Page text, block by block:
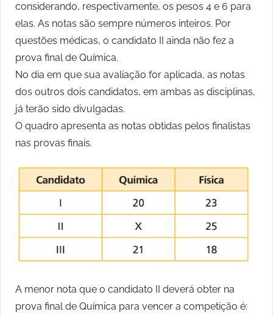
considerando, respectivamente, os pesos 4 e 6 para
elas. As notas são sempre números inteiros. Por
questões médicas, o candidato II ainda não fez a
prova final de Química.
No dia em que sua avaliação for aplicada, as notas
dos outros dois candidatos, em ambas as disciplinas,
já terão sido divulgadas.
O quadro apresenta as notas obtidas pelos finalistas
nas provas finais.
A menor nota que o candidato II deverá obter na
prova final de Química para vencer a competição é: